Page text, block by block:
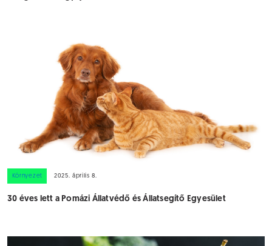
Környezet 2025. április 8.
30 éves lett a Pomázi Állatvédő és Állatsegítő Egyesület